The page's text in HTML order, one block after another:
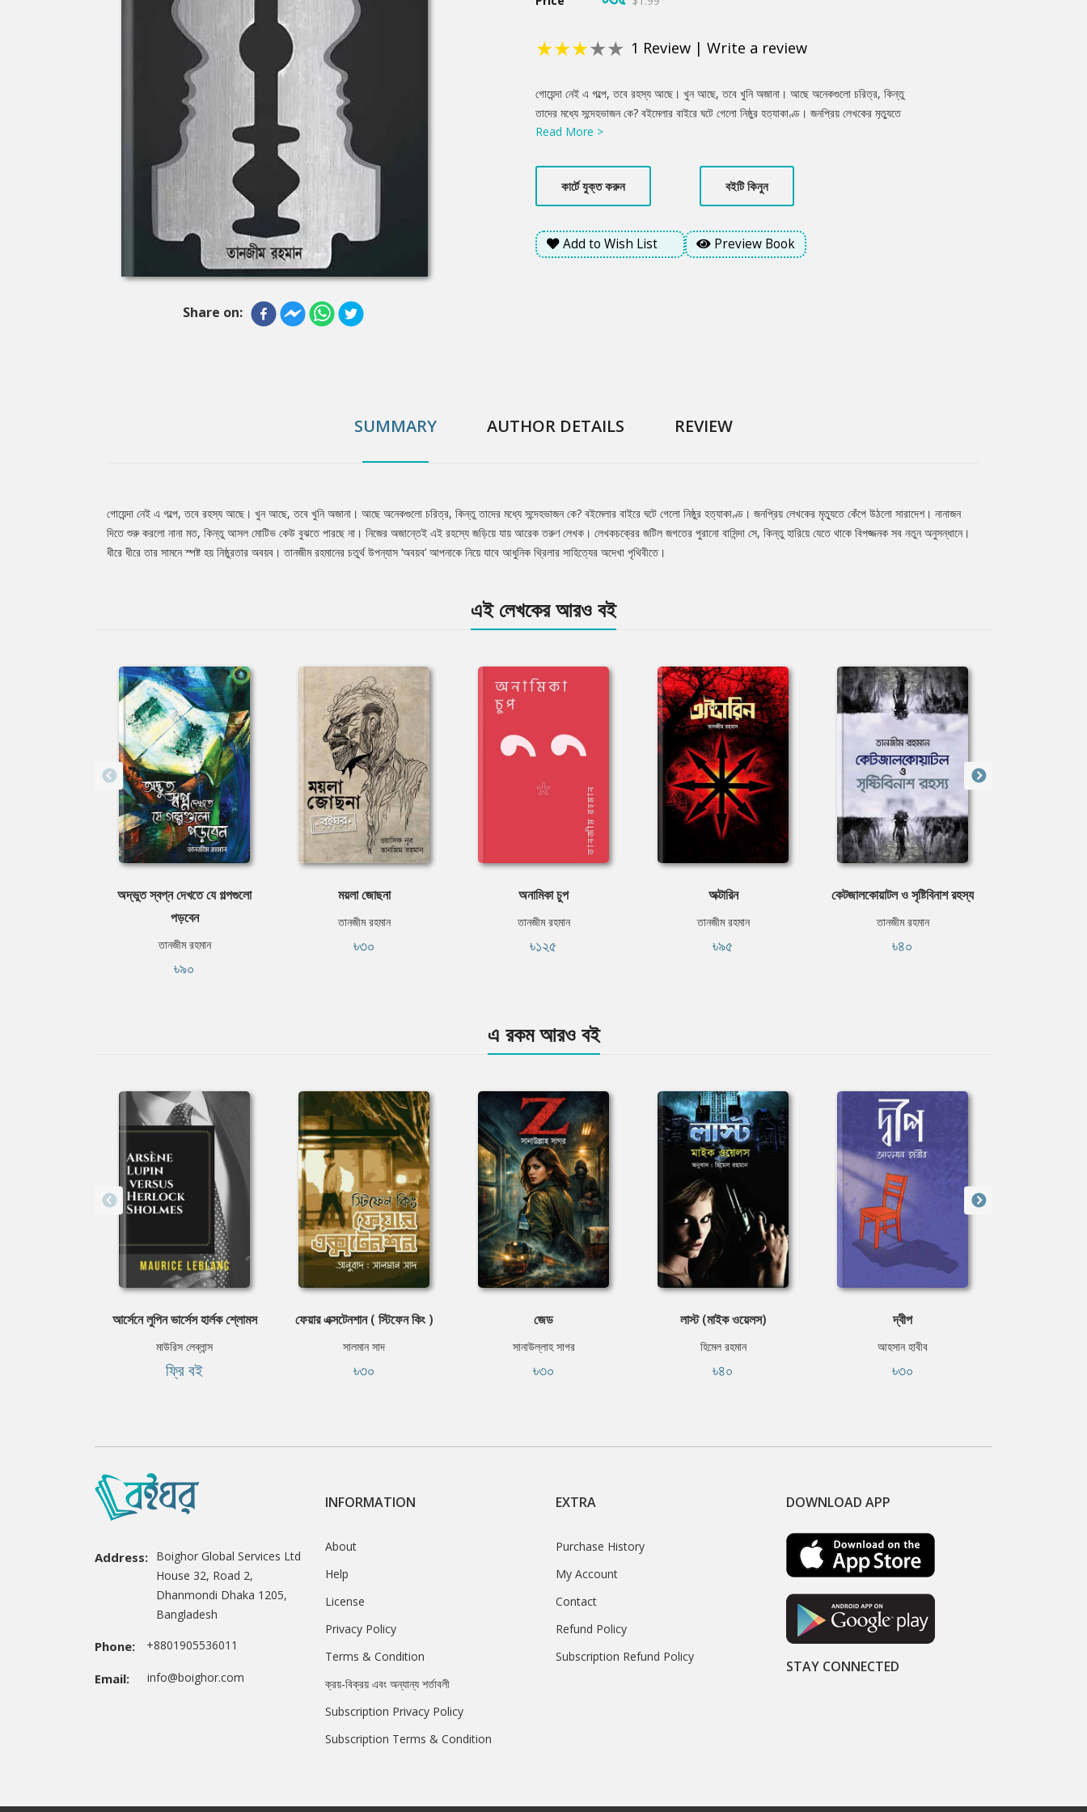
Share on:
★★★★★ 1 Review | Write a review
Product
Summery
গোয়েন্দা নেই এ গল্পে, তবে রহস্য আছে। খুন আছে, তবে খুনি অজানা। আছে অনেকগুলো চরিত্র, কিন্তু
তাদের মধ্যে সন্দেহভাজন কে? বইমেলার বাইরে ঘটে গেলো নিষ্ঠুর হত্যাকাণ্ড। জনপ্রিয় লেখকের মৃত্যুতে
কেঁপে উঠলো সারাদেশ। নানাজন দিতে শুরু করলো নানা মত, কিন্তু আসল মোটিভ কেউ বুঝতে পারছে না।
সে, কিন্তু হারিয়ে যেতে থাকে বিপজ্জনক সব নতুন অনুসন্ধানে। ধীরে ধীরে তার সামনে স্পষ্ট হয় নিষ্ঠুরতার
অবয়ব। তানজীম রহমানের চতুর্থ উপন্যাস ‘অবয়ব’ আপনাকে নিয়ে যাবে আধুনিক থ্রিলার সাহিত্যের অদেখা
পৃথিবীতে।
Read More >
কার্টে যুক্ত করুন বইটি কিনুন
Add to Wish List Preview Book
SUMMARY AUTHOR DETAILS REVIEW
Tab
গোয়েন্দা নেই এ গল্পে, তবে রহস্য আছে। খুন আছে, তবে খুনি অজানা। আছে অনেকগুলো চরিত্র, কিন্তু তাদের মধ্যে সন্দেহভাজন কে? বইমেলার বাইরে ঘটে গেলো নিষ্ঠুর হত্যাকাণ্ড। জনপ্রিয় লেখকের মৃত্যুতে কেঁপে উঠলো সারাদেশ। নানাজন
দিতে শুরু করলো নানা মত, কিন্তু আসল মোটিভ কেউ বুঝতে পারছে না। নিজের অজান্তেই এই রহস্যে জড়িয়ে যায় আরেক তরুণ লেখক। লেখকচক্রের জটিল জগতের পুরানো বাসিন্দা সে, কিন্তু হারিয়ে যেতে থাকে বিপজ্জনক সব নতুন অনুসন্ধানে।
ধীরে ধীরে তার সামনে স্পষ্ট হয় নিষ্ঠুরতার অবয়ব। তানজীম রহমানের চতুর্থ উপন্যাস ‘অবয়ব’ আপনাকে নিয়ে যাবে আধুনিক থ্রিলার সাহিত্যের অদেখা পৃথিবীতে।
এই লেখকের আরও বই
অদ্ভুত স্বপ্ন দেখতে যে গল্পগুলো
পড়বেন
তানজীম রহমান
৳৯০
ময়লা জোছনা
তানজীম রহমান
৳৩০
অনামিকা চুপ
তানজীম রহমান
৳১২৫
অক্টারিন
তানজীম রহমান
৳৯৫
কেটজালকোয়াটল ও সৃষ্টিবিনাশ রহস্য
তানজীম রহমান
৳৪০
এ রকম আরও বই
আর্সেনে লুপিন ভার্সেস হার্লক শ্লোমস
মাউরিস লেব্লান্স
ফ্রি বই
ফেয়ার এক্সটেনশান ( স্টিফেন কিং )
সালমান সাদ
৳৩০
জেড
সানাউল্লাহ সাগর
৳৩০
লাস্ট (মাইক ওয়েলস)
হিমেল রহমান
৳৪০
দ্বীপ
আহসান হাবীব
৳৩০
Address: Boighor Global Services Ltd
House 32, Road 2,
Dhanmondi Dhaka 1205,
Bangladesh
Phone: +8801905536011
Email: info@boighor.com
INFORMATION
About
Help
License
Privacy Policy
Terms & Condition
ক্রয়-বিক্রয় এবং অন্যান্য শর্তাবলী
Subscription Privacy Policy
Subscription Terms & Condition
EXTRA
Purchase History
My Account
Contact
Refund Policy
Subscription Refund Policy
DOWNLOAD APP
STAY CONNECTED